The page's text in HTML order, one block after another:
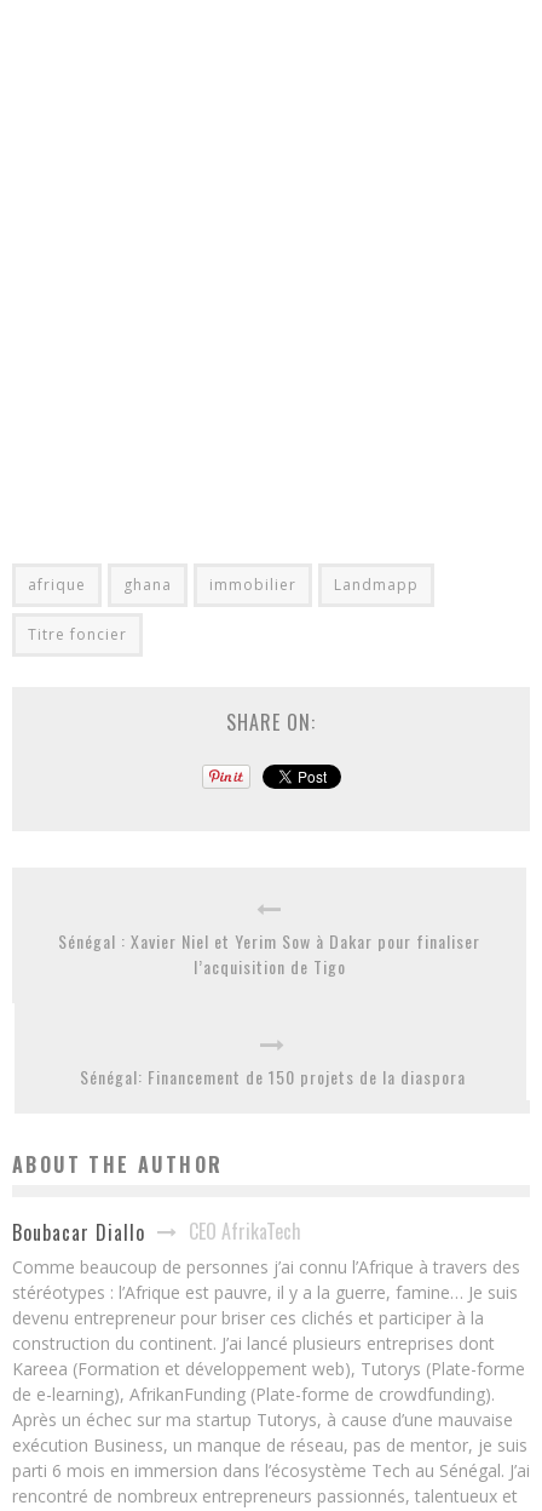
afrique ghana immobilier Landmapp
Titre foncier
SHARE ON:
Sénégal : Xavier Niel et Yerim Sow à Dakar pour finaliser
l’acquisition de Tigo
Sénégal: Financement de 150 projets de la diaspora
ABOUT THE AUTHOR
Boubacar Diallo CEO AfrikaTech
Comme beaucoup de personnes j’ai connu l’Afrique à travers des
stéréotypes : l’Afrique est pauvre, il y a la guerre, famine… Je suis
devenu entrepreneur pour briser ces clichés et participer à la
construction du continent. J’ai lancé plusieurs entreprises dont
Kareea (Formation et développement web), Tutorys (Plate-forme
de e-learning), AfrikanFunding (Plate-forme de crowdfunding).
Après un échec sur ma startup Tutorys, à cause d’une mauvaise
exécution Business, un manque de réseau, pas de mentor, je suis
parti 6 mois en immersion dans l’écosystème Tech au Sénégal. J’ai
rencontré de nombreux entrepreneurs passionnés, talentueux et